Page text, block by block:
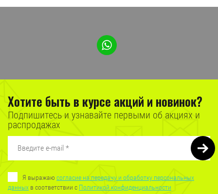
Хотите быть в курсе акций и новинок?
Подпишитесь и узнавайте первыми об акциях и
распродажах
Я выражаю согласие на передачу и обработку персональных
данных в соответствии с Политикой конфиденциальности